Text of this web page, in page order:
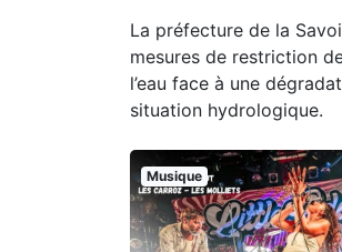
La préfecture de la
mesures de restriction
l’eau face à une
situation hydrologique.
Musique